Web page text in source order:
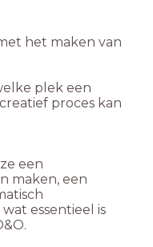
het maken van
plek een
proces kan
een
maken, een
essentieel is